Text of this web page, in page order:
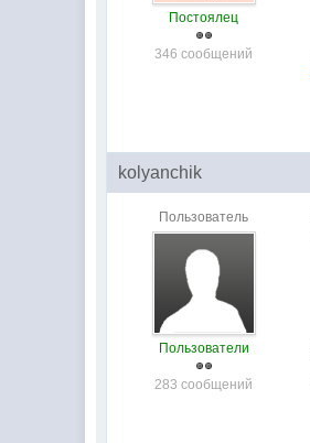
Постоялец
346 сообщений
kolyanchik
Пользователь
Пользователи
283 сообщений